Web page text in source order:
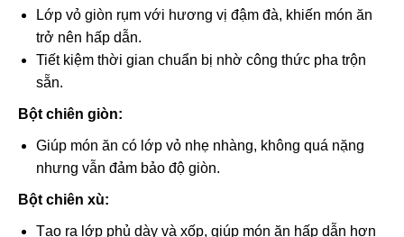
Lớp vỏ giòn rụm với hương vị đậm đà, khiến món ăn
trở nên hấp dẫn.
Tiết kiệm thời gian chuẩn bị nhờ công thức pha trộn
sẵn.
Bột chiên giòn:
Giúp món ăn có lớp vỏ nhẹ nhàng, không quá nặng
nhưng vẫn đảm bảo độ giòn.
Bột chiên xù:
Tạo ra lớp phủ dày và xốp, giúp món ăn hấp dẫn hơn